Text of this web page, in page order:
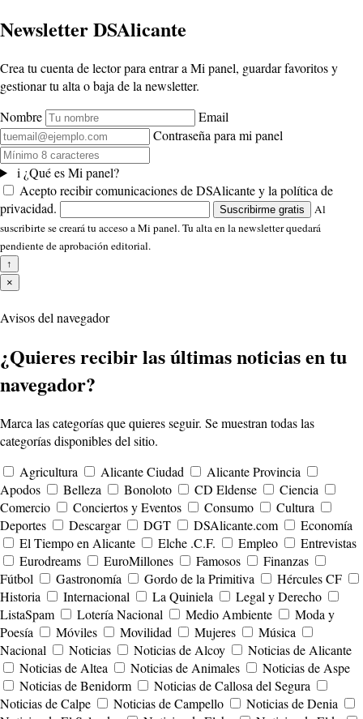
Newsletter DSAlicante
Crea tu cuenta de lector para entrar a Mi panel, guardar favoritos y
gestionar tu alta o baja de la newsletter.
Nombre
Email
Contraseña para mi panel
i ¿Qué es Mi panel?
Acepto recibir comunicaciones de DSAlicante y la política de
privacidad.
Suscribirme gratis
Al
suscribirte se creará tu acceso a Mi panel. Tu alta en la newsletter quedará
pendiente de aprobación editorial.
↑
×
Avisos del navegador
¿Quieres recibir las últimas noticias en tu
navegador?
Marca las categorías que quieres seguir. Se muestran todas las
categorías disponibles del sitio.
Agricultura
Alicante Ciudad
Alicante Provincia
Apodos
Belleza Bonoloto CD Eldense
Ciencia
Comercio
Conciertos y Eventos Consumo
Cultura
Deportes
Descargar DGT DSAlicante.com
Economía
El Tiempo en Alicante
Elche .C.F. Empleo
Entrevistas
Eurodreams
EuroMillones Famosos
Finanzas
Fútbol
Gastronomía Gordo de la Primitiva
Hércules CF
Historia
Internacional La Quiniela
Legal y Derecho
ListaSpam
Lotería Nacional Medio Ambiente
Moda y
Poesía
Móviles Movilidad Mujeres
Música
Nacional
Noticias Noticias de Alcoy
Noticias de Alicante
Noticias de Altea
Noticias de Animales
Noticias de Aspe
Noticias de Benidorm
Noticias de Callosa del Segura
Noticias de Calpe
Noticias de Campello
Noticias de Denia